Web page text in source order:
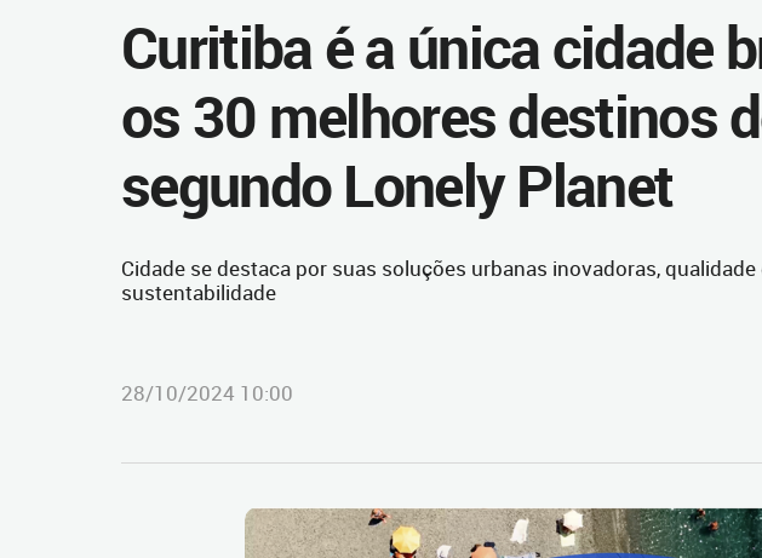
Curitiba é a única cidade
os 30 melhores destinos
segundo Lonely Planet
Cidade se destaca por suas soluções urbanas inovadoras,
sustentabilidade
28/10/2024 10:00